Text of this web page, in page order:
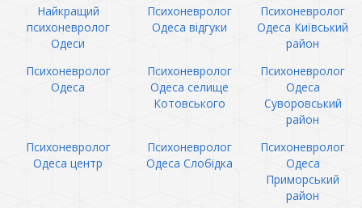
Найкращий
психоневролог
Одеси
Психоневролог
Одеса відгуки
Психоневролог
Одеса Київський
район
Психоневролог
Одеса
Психоневролог
Одеса селище
Котовського
Психоневролог
Одеса
Суворовський
район
Психоневролог
Одеса центр
Психоневролог
Одеса Слобідка
Психоневролог
Одеса
Приморський
район